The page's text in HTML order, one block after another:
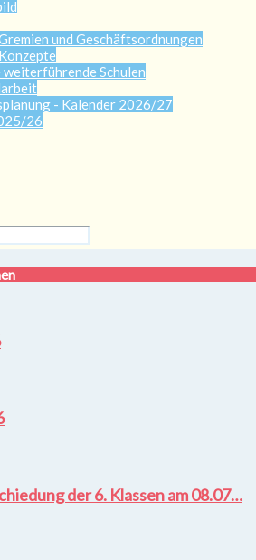
und Geschäftsordnungen
Schulen
- Kalender 2026/27
26
der 6. Klassen am 08.07…